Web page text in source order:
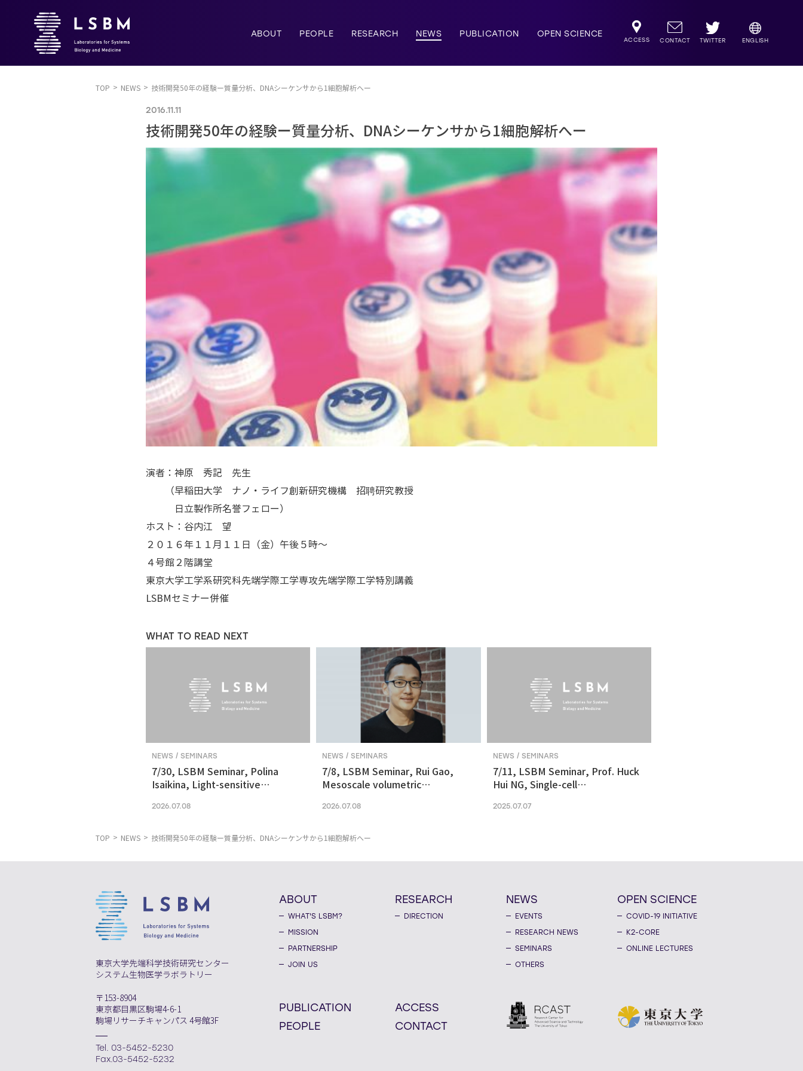
ABOUT PEOPLE RESEARCH NEWS PUBLICATION OPEN SCIENCE
ACCESS CONTACT TWITTER ENGLISH
TOP NEWS 技術開発50年の経験ー質量分析、DNAシーケンサから1細胞解析へー
2016.11.11
技術開発50年の経験ー質量分析、DNAシーケンサから1細胞解析へー
演者：神原 秀記 先生
（早稲田大学 ナノ・ライフ創新研究機構 招聘研究教授
日立製作所名誉フェロー）
ホスト：谷内江 望
２０１６年１１月１１日（金）午後５時～
４号館２階講堂
東京大学工学系研究科先端学際工学専攻先端学際工学特別講義
LSBMセミナー併催
WHAT TO READ NEXT
NEWS / SEMINARS
7/30, LSBM Seminar, Polina
Isaikina, Light-sensitive
Optogenetics
2026.07.08
NEWS / SEMINARS
7/8, LSBM Seminar, Rui Gao,
Mesoscale volumetric
nanoscale resolution via
2026.07.08
NEWS / SEMINARS
7/11, LSBM Seminar, Prof. Huck
Hui NG, Single-cell
molecular vulnerability in human
2025.07.07
TOP NEWS 技術開発50年の経験ー質量分析、DNAシーケンサから1細胞解析へー
東京大学先端科学技術研究センター
システム生物医学ラボラトリー
〒153-8904
東京都目黒区駒場4-6-1
駒場リサーチキャンパス 4号館3F
Tel. 03-5452-5230
Fax.03-5452-5232
ABOUT
WHAT'S LSBM?
MISSION
PARTNERSHIP
JOIN US
RESEARCH
DIRECTION
NEWS
EVENTS
RESEARCH NEWS
SEMINARS
OTHERS
OPEN SCIENCE
COVID-19 INITIATIVE
K2-CORE
ONLINE LECTURES
PUBLICATION
PEOPLE
ACCESS
CONTACT